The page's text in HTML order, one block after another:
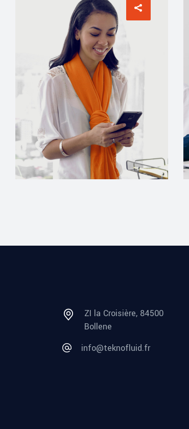
MANAGER
Grace Hudson
ZI la Croisière, 84500
Bollene
info@teknofluid.fr